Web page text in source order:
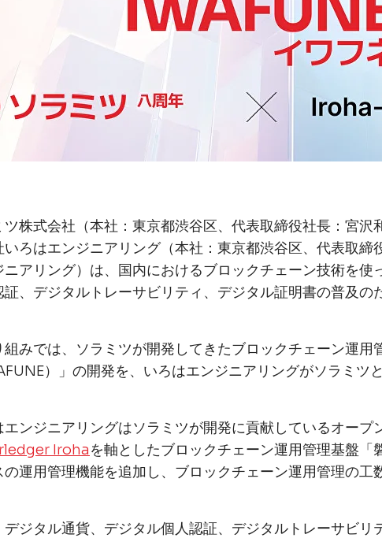
ツ株式会社（本社：東京都渋谷区、代表取締役社長：宮沢
いろはエンジニアリング（本社：東京都渋谷区、代表取締
ニアリング）は、国内におけるブロックチェーン技術を使
証、デジタルトレーサビリティ、デジタル証明書の普及の
組みでは、ソラミツが開発してきたブロックチェーン運用
）」の開発を、いろはエンジニアリングがソラミツ
エンジニアリングはソラミツが開発に貢献しているオープ
Irohaを軸としたブロックチェーン運用管理基盤
の運用管理機能を追加し、ブロックチェーン運用管理の工
デジタル通貨、デジタル個人認証、デジタルトレーサビリ